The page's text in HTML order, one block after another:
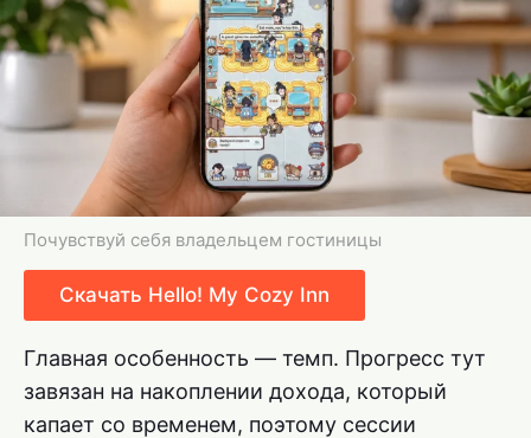
Почувствуй себя владельцем гостиницы
Скачать Hello! My Cozy Inn
Главная особенность — темп. Прогресс тут
завязан на накоплении дохода, который
капает со временем, поэтому сессии